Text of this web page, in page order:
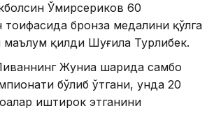
Ўмирсериков 60
тоифасида бронза медалини қўлга
маълум қилди Шуғила Турлибек.
Жуниа шаҳрида самбо
бўлиб ўтгани, унда 20
иштирок этганини